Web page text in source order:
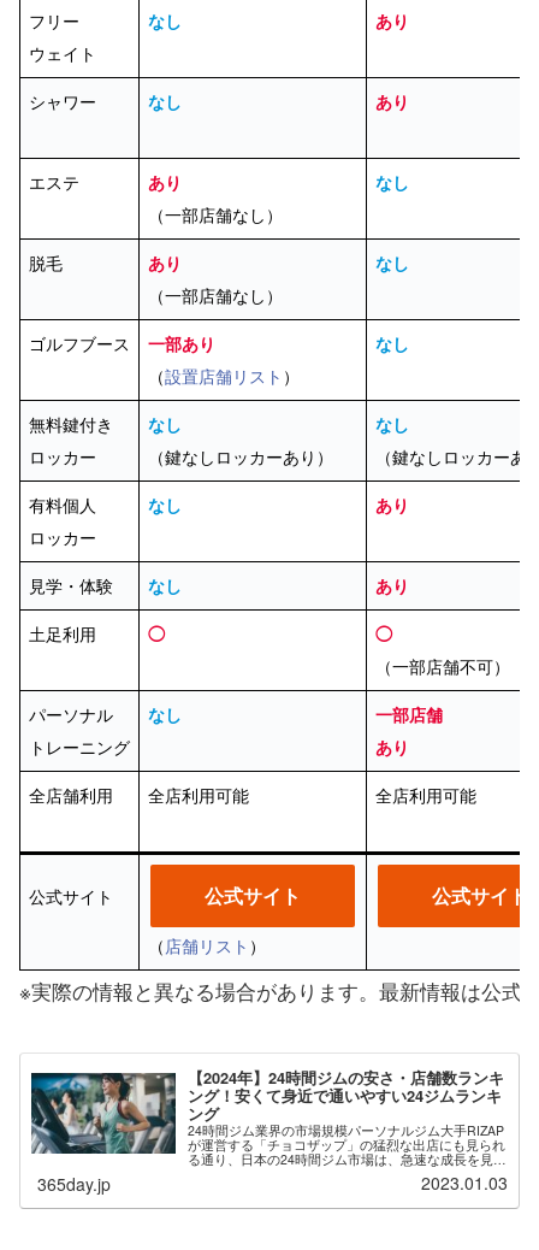
フリー
ウェイト
なし あり
シャワー なし あり
エステ あり
（一部店舗なし）
なし
脱毛 あり
（一部店舗なし）
なし
ゴルフブース 一部あり
（設置店舗リスト ）
なし
無料鍵付き
ロッカー
なし
（鍵なしロッカーあり）
なし
（鍵なしロッカーあ
有料個人
ロッカー
なし あり
見学・体験 なし あり
土足利用 ◯ ◯
（一部店舗不可）
パーソナル
トレーニング
なし
一部店舗
あり
全店舗利用 全店利用可能 全店利用可能
公式サイト 公式サイト
（店舗リスト ）
公式サイト
※実際の情報と異なる場合があります。最新情報は公式
【2024年】24時間ジムの安さ・店舗数ランキ
ング！安くて身近で通いやすい24ジムランキ
ング
24時間ジム業界の市場規模パーソナルジム大手RIZAP
が運営する「チョコザップ」の猛烈な出店にも見られ
る通り、日本の24時間ジム市場は、急速な成長を見せ
ムの導入により、運営コストを下げた低価格...
365day.jp 2023.01.03